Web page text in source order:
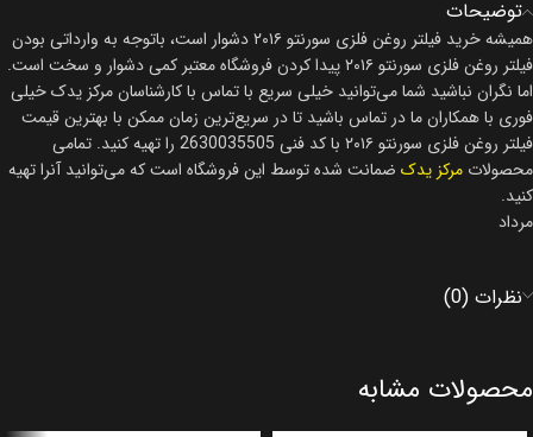
توضیحات
همیشه خرید فیلتر روغن فلزی سورنتو ۲۰۱۶ دشوار است، باتوجه به وارداتی بودن
فیلتر روغن فلزی سورنتو ۲۰۱۶ پیدا کردن فروشگاه معتبر کمی دشوار و سخت است.
اما نگران نباشید شما می‌توانید خیلی سریع با تماس با کارشناسان مرکز یدک خیلی
فوری با همکاران ما در تماس باشید تا در سریع‌ترین زمان ممکن با بهترین قیمت
فیلتر روغن فلزی سورنتو ۲۰۱۶ با کد فنی 2630035505 را تهیه کنید. تمامی
محصولات مرکز یدک ضمانت شده توسط این فروشگاه است که می‌توانید آنرا تهیه
کنید.
مرداد
نظرات (0)
محصولات مشابه